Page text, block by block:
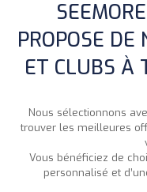
PROPOSE DE
ET CLUBS À
Nous sélectionnons
trouver les meilleures
Vous bénéficiez de
personnalisé et